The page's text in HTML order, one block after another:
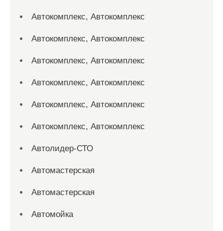
Автокомплекс, Автокомплекс
Автокомплекс, Автокомплекс
Автокомплекс, Автокомплекс
Автокомплекс, Автокомплекс
Автокомплекс, Автокомплекс
Автокомплекс, Автокомплекс
Автолидер-СТО
Автомастерская
Автомастерская
Автомойка